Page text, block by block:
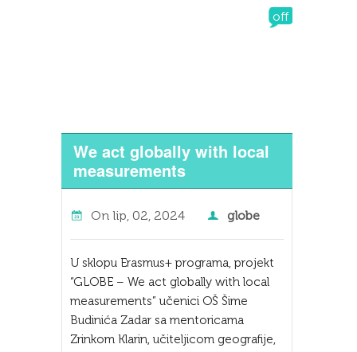
We act globally with local
measurements
off
On lip, 02, 2024 globe
U sklopu Erasmus+ programa, projekt
“GLOBE – We act globally with local
measurements” učenici OŠ Šime
Budinića Zadar sa mentoricama
Zrinkom Klarin, učiteljicom geografije,